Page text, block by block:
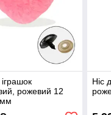
рожевий 12
Ніс